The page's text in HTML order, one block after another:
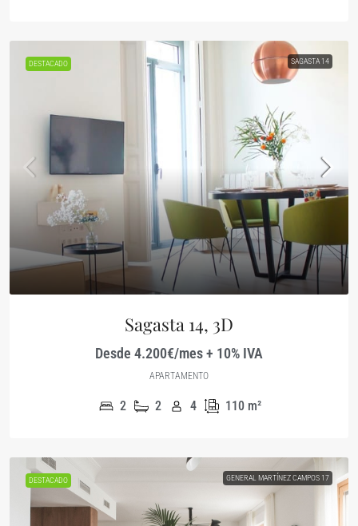
DESTACADO SAGASTA 14
Sagasta 14, 3D
Desde 4.200€/mes + 10% IVA
APARTAMENTO
2 2 4 110 m²
DESTACADO GENERAL MARTÍNEZ CAMPOS 17